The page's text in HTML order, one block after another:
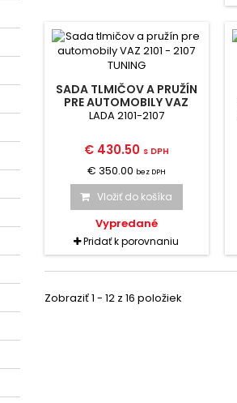
SADA TLMIČOV A PRUŽÍN
PRE AUTOMOBILY VAZ
2101 - 2107 TUNING
LADA 2101-2107
€ 430.50 s DPH
€ 350.00 bez DPH
Vložiť do košíka
Vypredané
Pridať k porovnaniu
Zobraziť 1 - 12 z 16 položiek